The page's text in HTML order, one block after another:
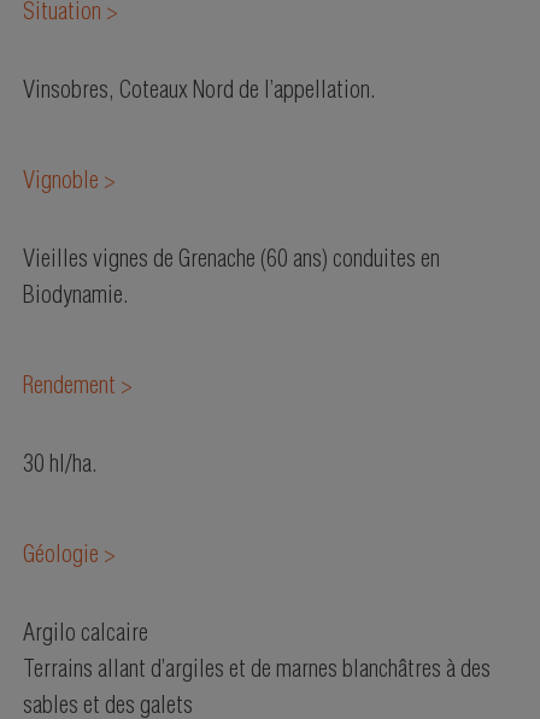
Situation >
Vinsobres, Coteaux Nord de l’appellation.
Vignoble >
Vieilles vignes de Grenache (60 ans) conduites en
Biodynamie.
Rendement >
30 hl/ha.
Géologie >
Argilo calcaire
Terrains allant d’argiles et de marnes blanchâtres à des
sables et des galets